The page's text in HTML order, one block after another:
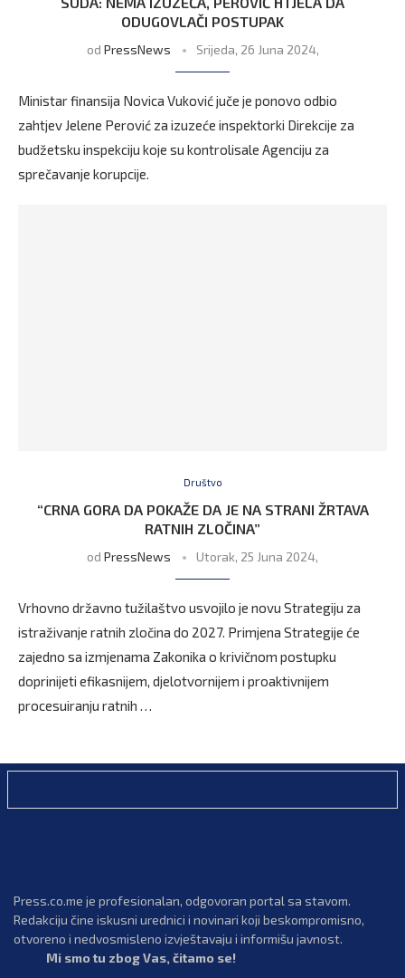
ODUGOVLAČI POSTUPAK
od PressNews Srijeda, 26 Juna 2024,
Ministar finansija Novica Vuković juče je ponovo odbio
zahtjev Jelene Perović za izuzeće inspektorki Direkcije za
budžetsku inspekciju koje su kontrolisale Agenciju za
sprečavanje korupcije.
Društvo
“CRNA GORA DA POKAŽE DA JE NA STRANI ŽRTAVA
RATNIH ZLOČINA”
od PressNews Utorak, 25 Juna 2024,
Vrhovno državno tužilaštvo usvojilo je novu Strategiju za
istraživanje ratnih zločina do 2027. Primjena Strategije će
zajedno sa izmjenama Zakonika o krivičnom postupku
doprinijeti efikasnijem, djelotvornijem i proaktivnijem
procesuiranju ratnih …
Press.co.me je profesionalan, odgovoran portal sa stavom.
Redakciju čine iskusni urednici i novinari koji beskompromisno,
otvoreno i nedvosmisleno izvještavaju i informišu javnost.
Mi smo tu zbog Vas, čitamo se!